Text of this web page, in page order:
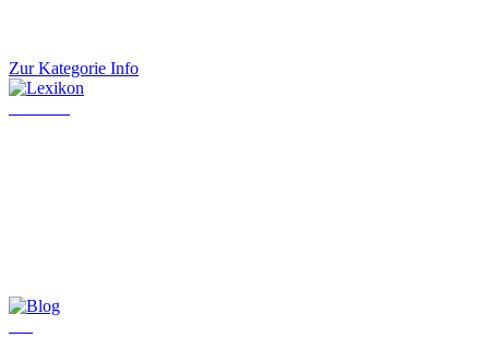
Zur Kategorie Info